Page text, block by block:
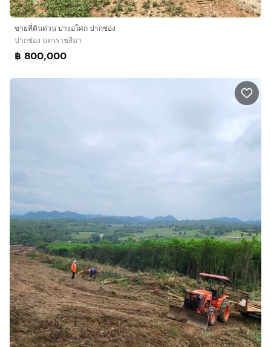
ขายที่ดินด่วน ปางอโศก ปากช่อง
ปากช่อง นครราชสีมา
฿ 800,000